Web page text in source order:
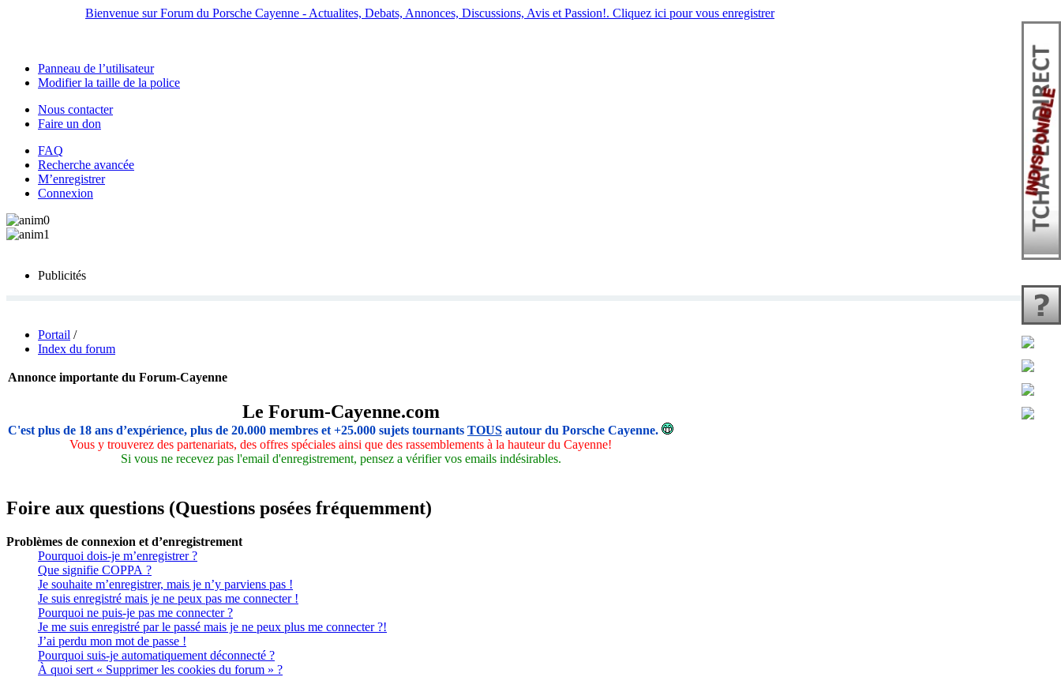
Bienvenue sur Forum du Porsche Cayenne - Actualites, Debats, Annonces, Discussions, Avis et Passion!. Cliquez ici pour vous enregistrer
Panneau de l’utilisateur
Modifier la taille de la police
Nous contacter
Faire un don
FAQ
Recherche avancée
M’enregistrer
Connexion
Publicités
Portail /
Index du forum
Annonce importante du Forum-Cayenne
Le Forum-Cayenne.com
C'est plus de 18 ans d’expérience, plus de 20.000 membres et +25.000 sujets tournants TOUS autour du Porsche Cayenne.
Vous y trouverez des partenariats, des offres spéciales ainsi que des rassemblements à la hauteur du Cayenne!
Si vous ne recevez pas l'email d'enregistrement, pensez a vérifier vos emails indésirables.
Foire aux questions (Questions posées fréquemment)
Problèmes de connexion et d’enregistrement
Pourquoi dois-je m’enregistrer ?
Que signifie COPPA ?
Je souhaite m’enregistrer, mais je n’y parviens pas !
Je suis enregistré mais je ne peux pas me connecter !
Pourquoi ne puis-je pas me connecter ?
Je me suis enregistré par le passé mais je ne peux plus me connecter ?!
J’ai perdu mon mot de passe !
Pourquoi suis-je automatiquement déconnecté ?
À quoi sert « Supprimer les cookies du forum » ?